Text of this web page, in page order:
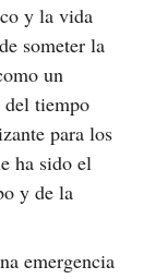
y la vida
someter la
un
del tiempo
para los
ha sido el
y de la
emergencia